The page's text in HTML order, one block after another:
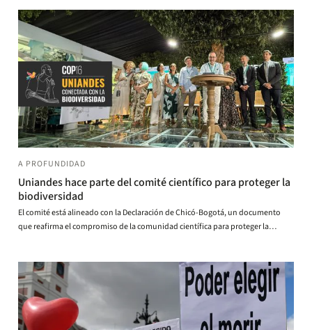
A PROFUNDIDAD
Uniandes hace parte del comité científico para proteger la
biodiversidad
El comité está alineado con la Declaración de Chicó-Bogotá, un documento
que reafirma el compromiso de la comunidad científica para proteger la